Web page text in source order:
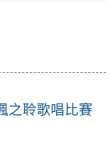
之聆歌唱比賽